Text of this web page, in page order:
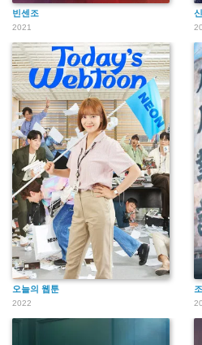
빈센조
2021
오늘의 웹툰
2022